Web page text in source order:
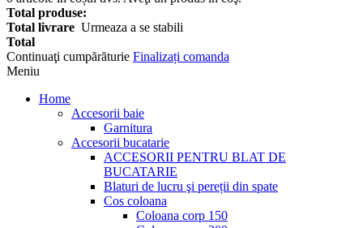
Total produse:
Total livrare Urmeaza a se stabili
Total
Continuaţi cumpărăturie Finalizați comanda
Meniu
Home
Accesorii baie
Garnitura
Accesorii bucatarie
ACCESORII PENTRU BLAT DE
BUCATARIE
Blaturi de lucru şi pereții din spate
Cos coloana
Coloana corp 150